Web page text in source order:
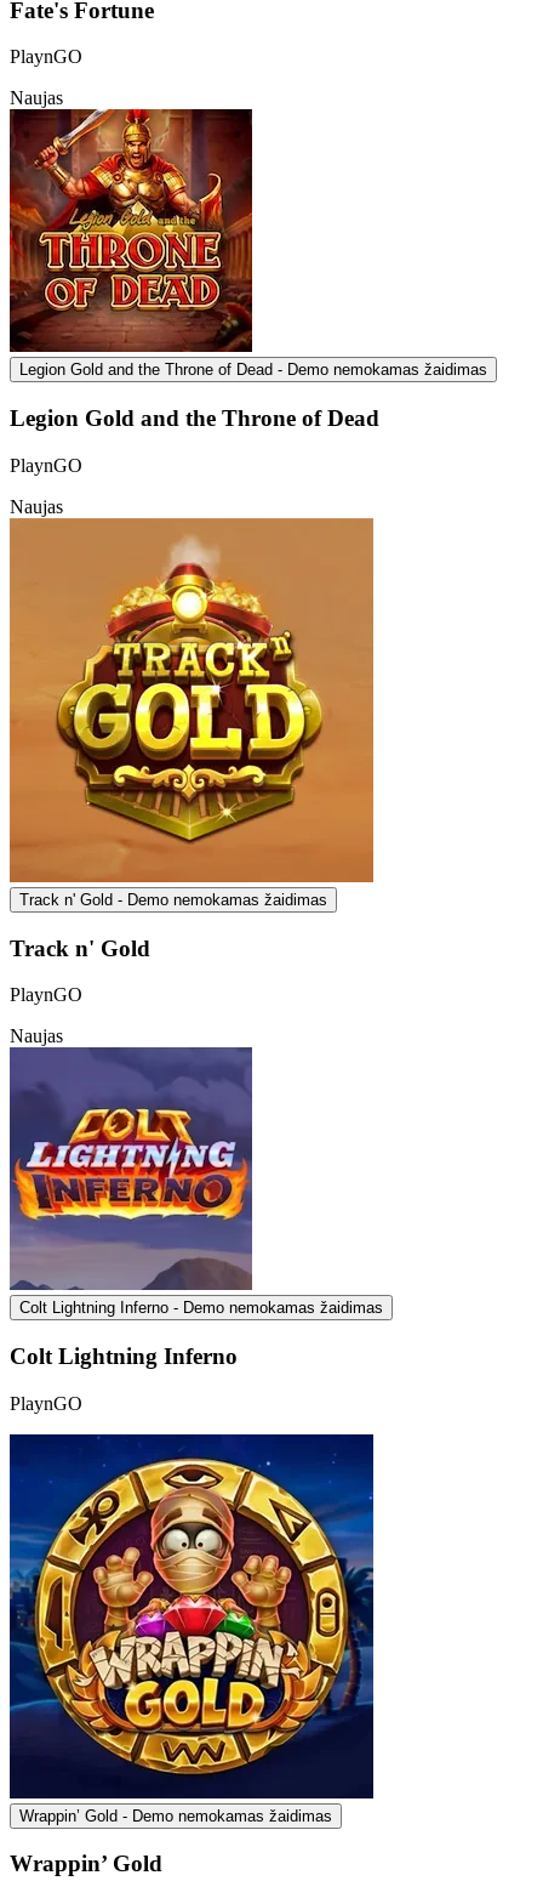
Fate's Fortune
PlaynGO
Naujas
Legion Gold and the Throne of Dead - Demo nemokamas žaidimas
Legion Gold and the Throne of Dead
PlaynGO
Naujas
Track n' Gold - Demo nemokamas žaidimas
Track n' Gold
PlaynGO
Naujas
Colt Lightning Inferno - Demo nemokamas žaidimas
Colt Lightning Inferno
PlaynGO
Wrappin’ Gold - Demo nemokamas žaidimas
Wrappin’ Gold